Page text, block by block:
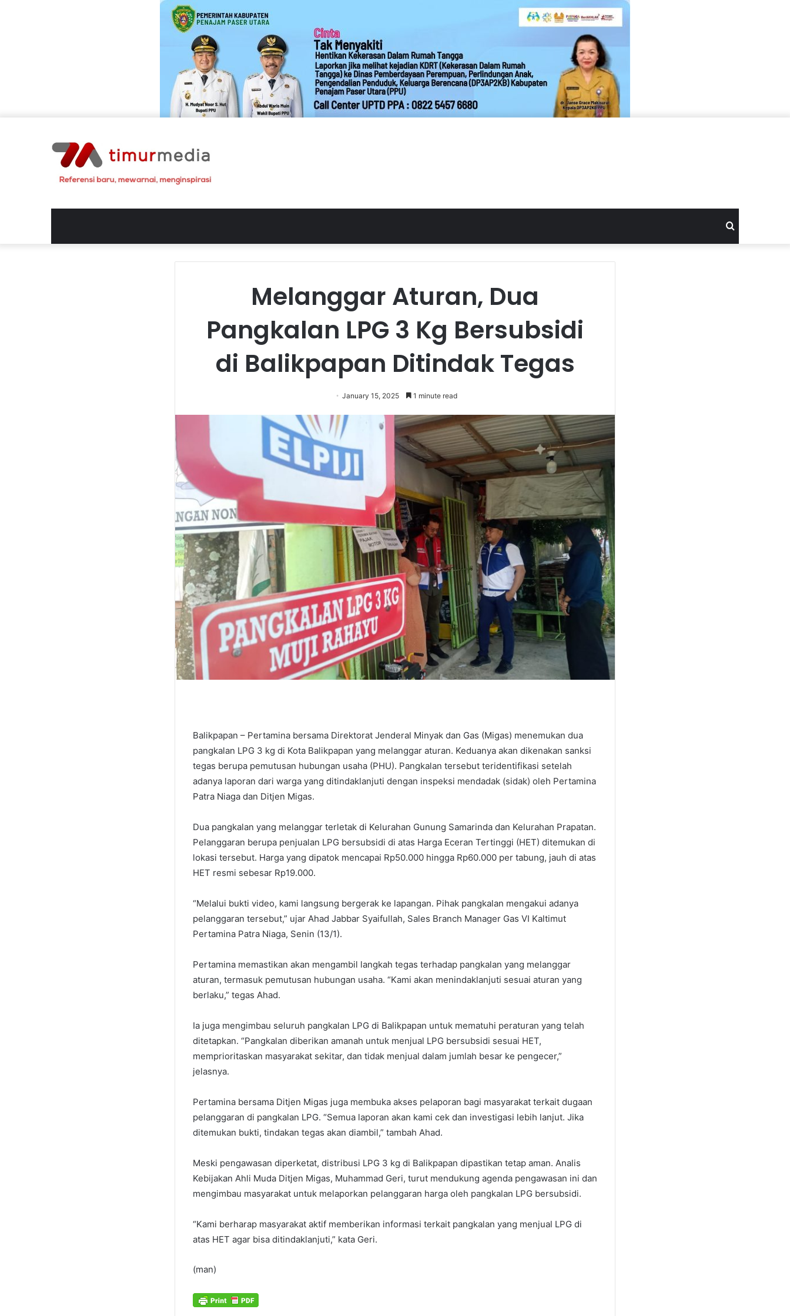
Melanggar Aturan, Dua
Pangkalan LPG 3 Kg Bersubsidi
di Balikpapan Ditindak Tegas
January 15, 2025 1 minute read
Balikpapan – Pertamina bersama Direktorat Jenderal Minyak dan Gas (Migas) menemukan dua
pangkalan LPG 3 kg di Kota Balikpapan yang melanggar aturan. Keduanya akan dikenakan sanksi
tegas berupa pemutusan hubungan usaha (PHU). Pangkalan tersebut teridentifikasi setelah
adanya laporan dari warga yang ditindaklanjuti dengan inspeksi mendadak (sidak) oleh Pertamina
Patra Niaga dan Ditjen Migas.
Dua pangkalan yang melanggar terletak di Kelurahan Gunung Samarinda dan Kelurahan Prapatan.
Pelanggaran berupa penjualan LPG bersubsidi di atas Harga Eceran Tertinggi (HET) ditemukan di
lokasi tersebut. Harga yang dipatok mencapai Rp50.000 hingga Rp60.000 per tabung, jauh di atas
HET resmi sebesar Rp19.000.
“Melalui bukti video, kami langsung bergerak ke lapangan. Pihak pangkalan mengakui adanya
pelanggaran tersebut,” ujar Ahad Jabbar Syaifullah, Sales Branch Manager Gas VI Kaltimut
Pertamina Patra Niaga, Senin (13/1).
Pertamina memastikan akan mengambil langkah tegas terhadap pangkalan yang melanggar
aturan, termasuk pemutusan hubungan usaha. “Kami akan menindaklanjuti sesuai aturan yang
berlaku,” tegas Ahad.
Ia juga mengimbau seluruh pangkalan LPG di Balikpapan untuk mematuhi peraturan yang telah
ditetapkan. “Pangkalan diberikan amanah untuk menjual LPG bersubsidi sesuai HET,
memprioritaskan masyarakat sekitar, dan tidak menjual dalam jumlah besar ke pengecer,”
jelasnya.
Pertamina bersama Ditjen Migas juga membuka akses pelaporan bagi masyarakat terkait dugaan
pelanggaran di pangkalan LPG. “Semua laporan akan kami cek dan investigasi lebih lanjut. Jika
ditemukan bukti, tindakan tegas akan diambil,” tambah Ahad.
Meski pengawasan diperketat, distribusi LPG 3 kg di Balikpapan dipastikan tetap aman. Analis
Kebijakan Ahli Muda Ditjen Migas, Muhammad Geri, turut mendukung agenda pengawasan ini dan
mengimbau masyarakat untuk melaporkan pelanggaran harga oleh pangkalan LPG bersubsidi.
“Kami berharap masyarakat aktif memberikan informasi terkait pangkalan yang menjual LPG di
atas HET agar bisa ditindaklanjuti,” kata Geri.
(man)